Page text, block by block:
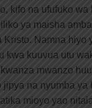
kifo na ufufuko
ya maisha
Kristo. Namna
kwa kuuvua utu
mwanzo
jipya na nyumba ya
mioyo yao